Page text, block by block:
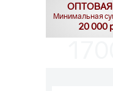
Минимальная
20 000